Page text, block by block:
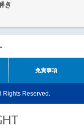
き
免責事項
Reserved.